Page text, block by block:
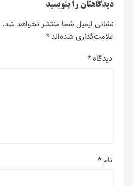
دیدگاهتان را بنویسید
نشانی ایمیل شما منتشر نخواهد شد.
علامت‌گذاری شده‌اند*
دیدگاه*
نام*